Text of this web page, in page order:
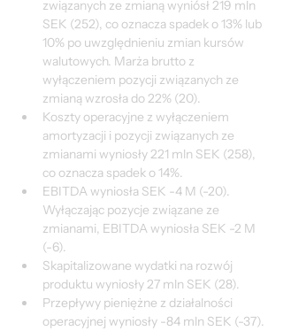
związanych ze zmianą wyniósł 219 mln
SEK (252), co oznacza spadek o 13% lub
10% po uwzględnieniu zmian kursów
walutowych. Marża brutto z
wyłączeniem pozycji związanych ze
zmianą wzrosła do 22% (20).
Koszty operacyjne z wyłączeniem
amortyzacji i pozycji związanych ze
zmianami wyniosły 221 mln SEK (258),
co oznacza spadek o 14%.
EBITDA wyniosła SEK -4 M (-20).
Wyłączając pozycje związane ze
zmianami, EBITDA wyniosła SEK -2 M
(-6).
Skapitalizowane wydatki na rozwój
produktu wyniosły 27 mln SEK (28).
Przepływy pieniężne z działalności
operacyjnej wyniosły -84 mln SEK (-37).